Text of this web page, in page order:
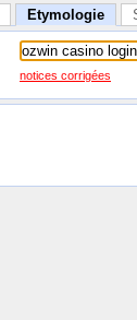
Etymologie
notices corrigées